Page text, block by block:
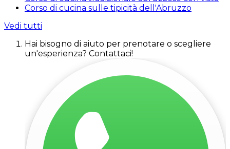
Corso di cucina sulle tipicità dell'Abruzzo
Vedi tutti
Hai bisogno di aiuto per prenotare o scegliere
un'esperienza? Contattaci!